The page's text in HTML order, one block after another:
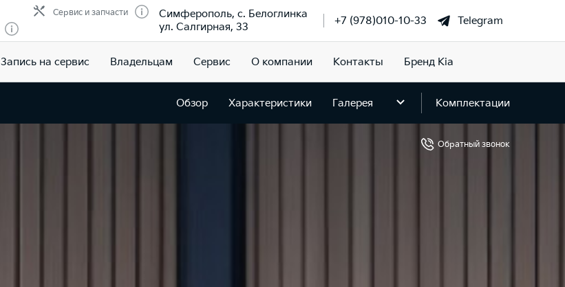
Сервис и запчасти
Симферополь, с. Белоглинка
ул. Салгирная, 33
+7 (978)010-10-33 Telegram
Запись на сервис Владельцам Сервис О компании Контакты Бренд Kia
Обзор Характеристики Галерея Комплектации
Обратный звонок